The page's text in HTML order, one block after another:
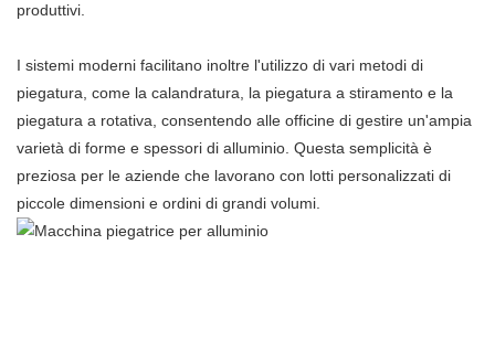
produttivi.
I sistemi moderni facilitano inoltre l'utilizzo di vari metodi di
piegatura, come la calandratura, la piegatura a stiramento e la
piegatura a rotativa, consentendo alle officine di gestire un'ampia
varietà di forme e spessori di alluminio. Questa semplicità è
preziosa per le aziende che lavorano con lotti personalizzati di
piccole dimensioni e ordini di grandi volumi.